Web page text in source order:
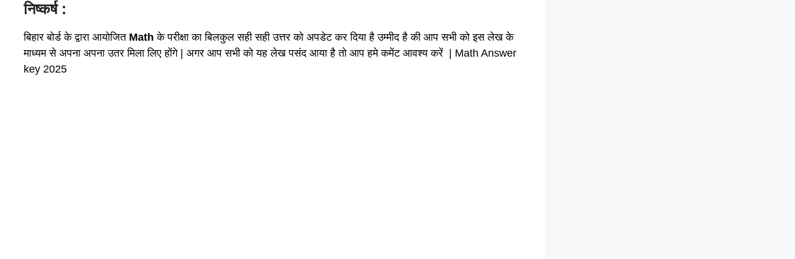
निष्कर्ष :
बिहार बोर्ड के द्वारा आयोजित Math के परीक्षा का बिलकुल सही सही उत्तर को अपडेट कर दिया है उम्मीद है की आप सभी को इस लेख के
माध्यम से अपना अपना उतर मिला लिए होंगे | अगर आप सभी को यह लेख पसंद आया है तो आप हमे कमेंट आवश्य करें | Math Answer
key 2025